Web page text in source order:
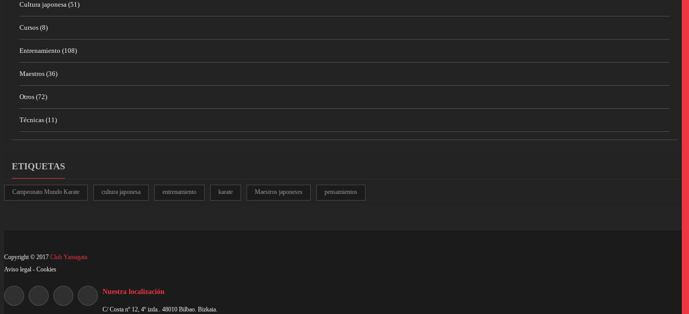
Cultura japonesa (51)
Cursos (8)
Entrenamiento (108)
Maestros (36)
Otros (72)
Técnicas (11)
ETIQUETAS
Campeonato Mundo Karate cultura japonesa entrenamiento karate Maestros japoneses pensamientos
Copyright © 2017 Club Yamagata
Aviso legal - Cookies
Nuestra localización
C/ Costa nº 12, 4º izda.. 48010 Bilbao. Bizkaia.